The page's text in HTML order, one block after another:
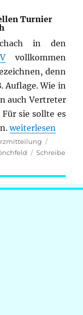
Turnier
in den
vollkommen
denn
Auflage. Wie in
auch Vertreter
sie sollte es
„Schach in den
weiterlesen
Schreibe